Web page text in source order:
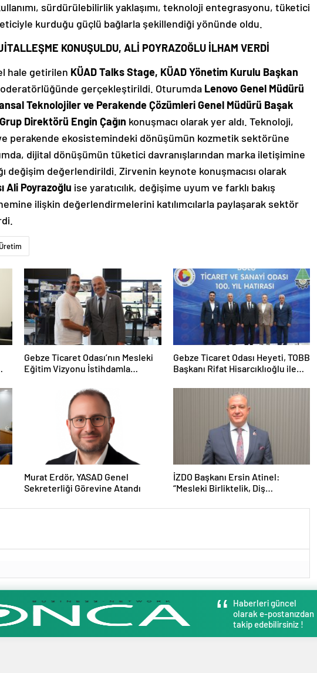
sürdürülebilirlik yaklaşımı, teknoloji entegrasyonu, tüketici
kurduğu güçlü bağlarla şekillendiği yönünde oldu.
KONUŞULDU, ALİ POYRAZOĞLU İLHAM VERDİ
hale getirilen KÜAD Talks Stage, KÜAD Yönetim Kurulu Başkan
gerçekleştirildi. Oturumda Lenovo Genel Müdürü
Teknolojiler ve Perakende Çözümleri Genel Müdürü Başak
Direktörü Engin Çağın konuşmacı olarak yer aldı. Teknoloji,
perakende ekosistemindeki dönüşümün kozmetik sektörüne
dijital dönüşümün tüketici davranışlarından marka iletişimine
değişim değerlendirildi. Zirvenin keynote konuşmacısı olarak
Ali Poyrazoğlu ise yaratıcılık, değişime uyum ve farklı bakış
ilişkin değerlendirmelerini katılımcılarla paylaşarak sektör
Üretim
Gebze Ticaret Odası’nın Mesleki
Eğitim Vizyonu İstihdamla
Gebze Ticaret Odası Heyeti, TOBB
Başkanı Rifat Hisarcıklıoğlu ile
Ticaret Odası Heyeti, TOBB
Başkanı Rifat Hisarcıklıoğlu ile
Bolu’da Bir Araya Geldi
Murat Erdör, YASAD Genel
Sekreterliği Görevine Atandı
İZDO Başkanı Ersin Atinel:
“Mesleki Birliktelik, Diş
Vazgeçilmez”
Haberleri güncel
olarak e-postanızdan
takip edebilirsiniz !